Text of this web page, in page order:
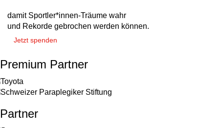
damit Sportler*innen-Träume wahr
und Rekorde gebrochen werden können.
Jetzt spenden
Premium Partner
Partner